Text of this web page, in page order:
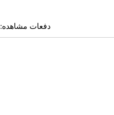
دفعات مشاهده: ۴۲۸۱ بار |